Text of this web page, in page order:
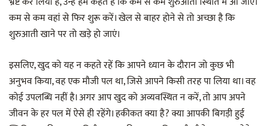
कम से कम वहां से फिर शुरू करें। खेल से बाहर होने से तो अच्छा है कि
शुरुआती खाने पर तो खड़े हो जाएं।
इसलिए, खुद को यह न कहते रहें कि आपने ध्यान के दौरान जो कुछ भी
अनुभव किया, वह एक मौजी पल था, जिसे आपने किसी तरह पा लिया था। वह
कोई उपलब्धि नहीं है। अगर आप खुद को अव्यवस्थित न करें, तो आप अपने
जीवन के हर पल में ऐसे ही रहेंगे। हकीकत क्या है? क्या आपकी बिगड़ी हुई